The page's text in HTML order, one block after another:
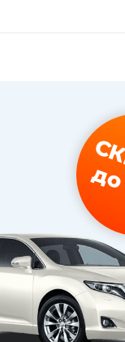
8 800 500-03-23
по 20:00, без
улица, 2, к5